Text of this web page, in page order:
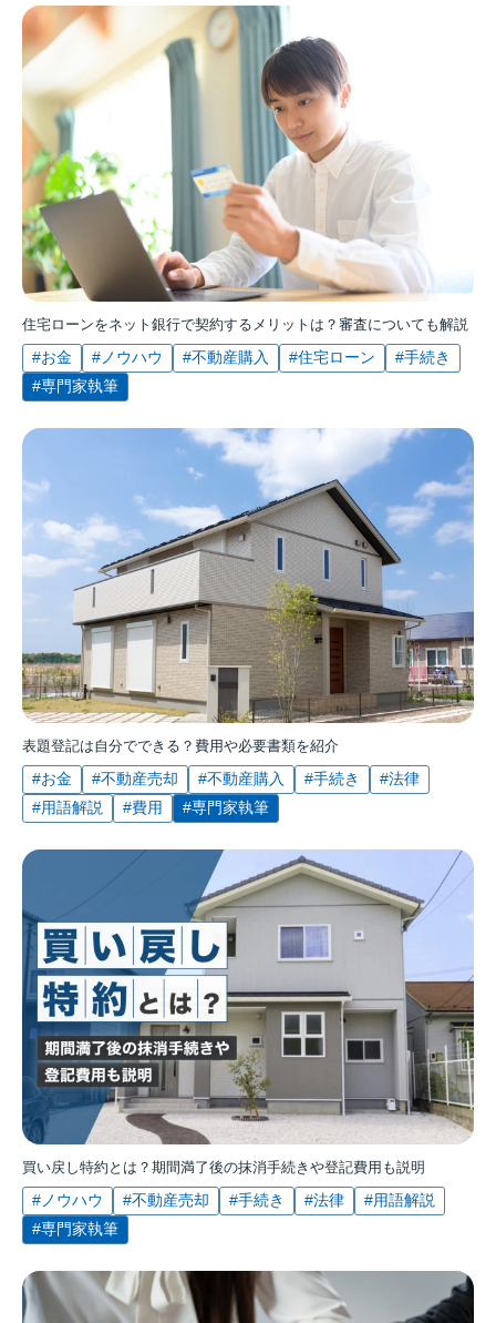
住宅ローンをネット銀行で契約するメリットは？審査についても解説
#お金 #ノウハウ #不動産購入 #住宅ローン
#手続き
#専門家執筆
表題登記は自分でできる？費用や必要書類を紹介
#お金 #不動産売却 #不動産購入 #手続き
#法律
#用語解説
#費用 #専門家執筆
買い戻し特約とは？期間満了後の抹消手続きや登記費用も説明
#ノウハウ #不動産売却 #手続き #法律
#用語解説
#専門家執筆